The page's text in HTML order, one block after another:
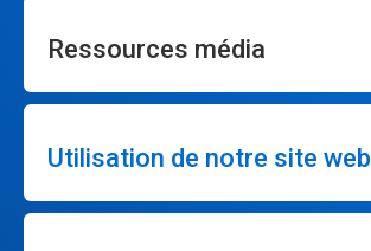
Ressources média
Utilisation de notre site web